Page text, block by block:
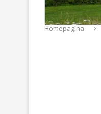
Homepagina